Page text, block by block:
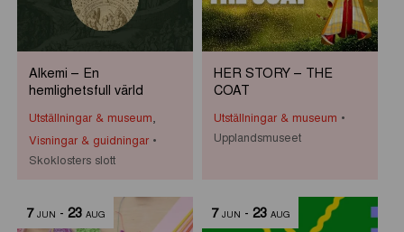
Alkemi – En
hemlighetsfull värld
Utställningar & museum,
Visningar & guidningar
Skoklosters slott
HER STORY – THE
COAT
Utställningar & museum
Upplandsmuseet
7 JUN - 23 AUG 7 JUN - 23 AUG